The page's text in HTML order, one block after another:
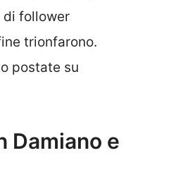
di follower
trionfarono.
postate su
Damiano e